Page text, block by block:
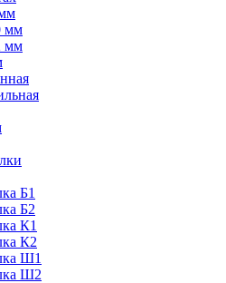
мм
мм
Б1
Б2
К1
К2
Ш1
Ш2